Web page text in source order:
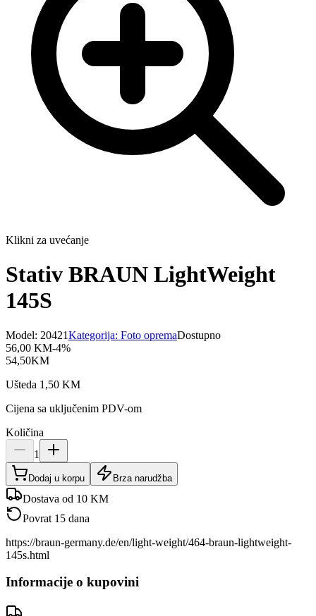
Klikni za uvećanje
Stativ BRAUN LightWeight
145S
Model: 20421Kategorija: Foto opremaDostupno
56,00 KM-4%
54,50KM
Ušteda 1,50 KM
Cijena sa uključenim PDV-om
Količina
1
Dodaj u korpu Brza narudžba
Dostava od 10 KM
Povrat 15 dana
https://braun-germany.de/en/light-weight/464-braun-lightweight-
145s.html
Informacije o kupovini